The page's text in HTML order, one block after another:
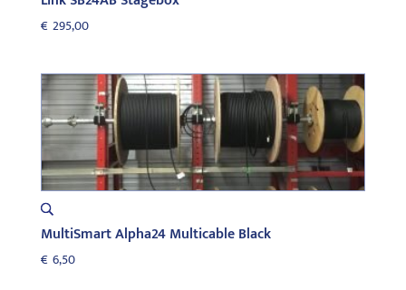
€ 295,00
MultiSmart Alpha24 Multicable Black
€ 6,50